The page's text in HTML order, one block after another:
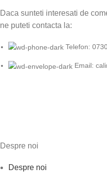
Daca sunteti interesati de
ne puteti contacta la:
Telefon:
Email:
Despre noi
Despre noi